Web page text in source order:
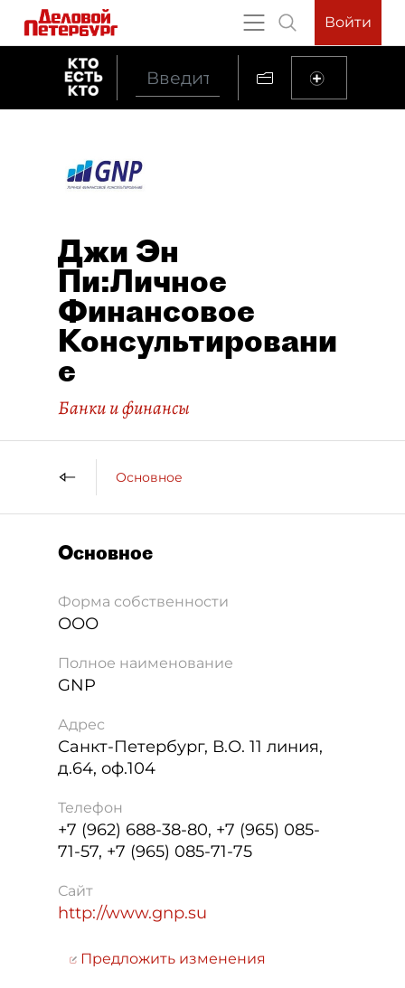
Войти
Джи Эн
Пи:Личное
Финансовое
Консультировани
е
Банки и финансы
Основное
Основное
Форма собственности
ООО
Полное наименование
GNP
Адрес
Санкт-Петербург, В.О. 11 линия,
д.64, оф.104
Телефон
+7 (962) 688-38-80, +7 (965) 085-
71-57, +7 (965) 085-71-75
Сайт
http://www.gnp.su
Предложить изменения